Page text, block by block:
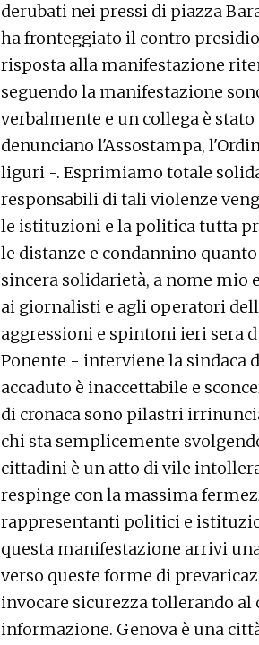
derubati nei pressi di piazza
ha fronteggiato il contro
risposta alla manifestazione
seguendo la manifestazione
verbalmente e un collega è
denunciano l'Assostampa,
liguri -. Esprimiamo totale
responsabili di tali violenze
le istituzioni e la politica tutta
le distanze e condannino
sincera solidarietà, a nome
ai giornalisti e agli operatori
aggressioni e spintoni ieri sera
Ponente - interviene la sindaca
accaduto è inaccettabile e
di cronaca sono pilastri
chi sta semplicemente
cittadini è un atto di vile
respinge con la massima
rappresentanti politici e
questa manifestazione arrivi
verso queste forme di
invocare sicurezza tollerando
informazione. Genova è una